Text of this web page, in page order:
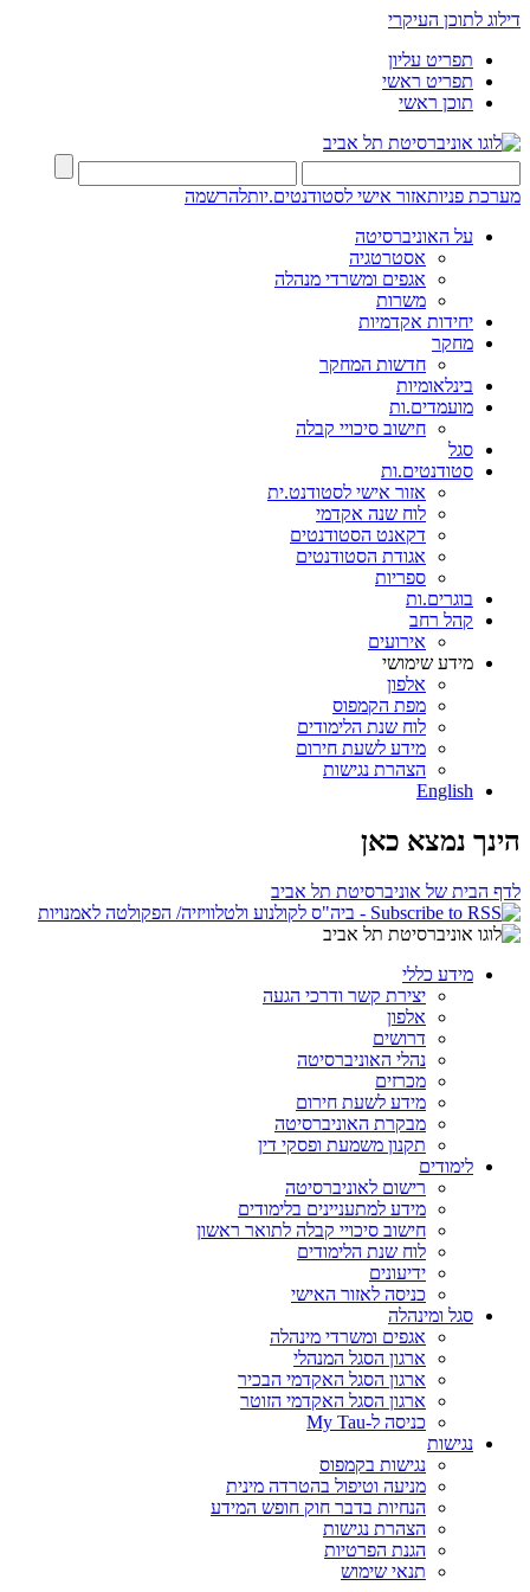
דילוג לתוכן העיקרי
תפריט עליון
תפריט ראשי
תוכן ראשי
מערכת פניותאזור אישי לסטודנטים.יותלהרשמה
על האוניברסיטה
אסטרטגיה
אגפים ומשרדי מנהלה
משרות
יחידות אקדמיות
מחקר
חדשות המחקר
בינלאומיות
מועמדים.ות
חישוב סיכויי קבלה
סגל
סטודנטים.ות
אזור אישי לסטודנט.ית
לוח שנה אקדמי
דקאנט הסטודנטים
אגודת הסטודנטים
ספריות
בוגרים.ות
קהל רחב
אירועים
מידע שימושי
אלפון
מפת הקמפוס
לוח שנת הלימודים
מידע לשעת חירום
הצהרת נגישות
English
הינך נמצא כאן
לדף הבית של אוניברסיטת תל אביב
מידע כללי
יצירת קשר ודרכי הגעה
אלפון
דרושים
נהלי האוניברסיטה
מכרזים
מידע לשעת חירום
מבקרת האוניברסיטה
תקנון משמעת ופסקי דין
לימודים
רישום לאוניברסיטה
מידע למתעניינים בלימודים
חישוב סיכויי קבלה לתואר ראשון
לוח שנת הלימודים
ידיעונים
כניסה לאזור האישי
סגל ומינהלה
אגפים ומשרדי מינהלה
ארגון הסגל המנהלי
ארגון הסגל האקדמי הבכיר
ארגון הסגל האקדמי הזוטר
כניסה ל-My Tau
נגישות
נגישות בקמפוס
מניעה וטיפול בהטרדה מינית
הנחיות בדבר חוק חופש המידע
הצהרת נגישות
הגנת הפרטיות
תנאי שימוש